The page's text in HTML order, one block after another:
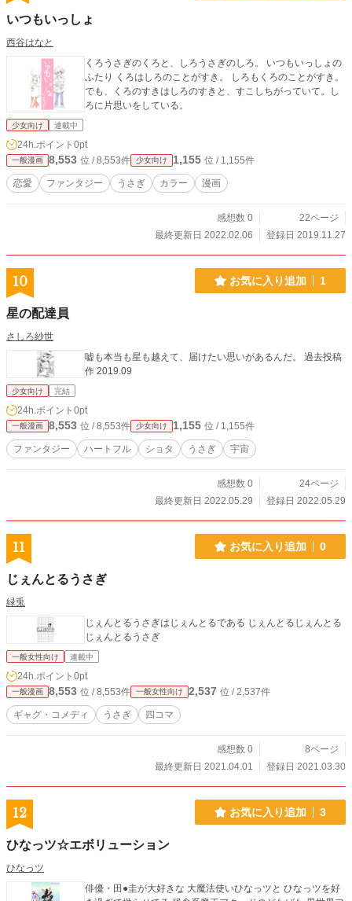
いつもいっしょ
西谷はなと
くろうさぎのくろと、しろうさぎのしろ。 いつもいっしょの
ふたり くろはしろのことがすき。 しろもくろのことがすき。
でも、くろのすきはしろのすきと、すこしちがっていて。し
ろに片思いをしている。
少女向け 連載中
24h.ポイント 0pt
一般漫画 8,553 位 / 8,553件 少女向け 1,155 位 / 1,155件
恋愛 ファンタジー うさぎ カラー 漫画
感想数 0
22ページ
最終更新日 2022.02.06
登録日 2019.11.27
10 お気に入り追加 1
星の配達員
さしろ紗世
嘘も本当も星も越えて、届けたい思いがあるんだ。 過去投稿
作 2019.09
少女向け 完結
24h.ポイント 0pt
一般漫画 8,553 位 / 8,553件 少女向け 1,155 位 / 1,155件
ファンタジー ハートフル ショタ うさぎ 宇宙
感想数 0
24ページ
最終更新日 2022.05.29
登録日 2022.05.29
11 お気に入り追加 0
じぇんとるうさぎ
緑兎
じぇんとるうさぎはじぇんとるである じぇんとるじぇんとる
じぇんとるうさぎ
一般女性向け 連載中
24h.ポイント 0pt
一般漫画 8,553 位 / 8,553件 一般女性向け 2,537 位 / 2,537件
ギャグ・コメディ うさぎ 四コマ
感想数 0
8ページ
最終更新日 2021.04.01
登録日 2021.03.30
12 お気に入り追加 3
ひなっツ☆エボリューション
ひなっツ
俳優・田●圭が大好きな 大魔法使いひなっツと ひなっツを好